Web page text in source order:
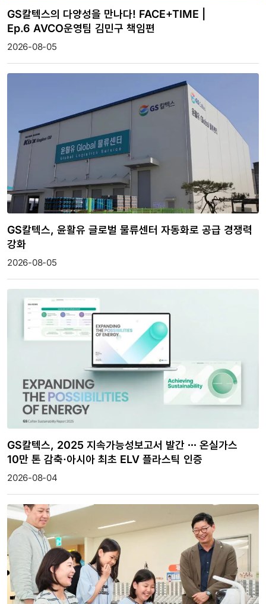
GS칼텍스의 다양성을 만나다! FACE+TIME |
Ep.6 AVCO운영팀 김민구 책임편
2026-08-05
GS칼텍스, 윤활유 글로벌 물류센터 자동화로 공급 경쟁력
강화
2026-08-05
GS칼텍스, 2025 지속가능성보고서 발간 ∙∙∙ 온실가스
10만 톤 감축·아시아 최초 ELV 플라스틱 인증
2026-08-04